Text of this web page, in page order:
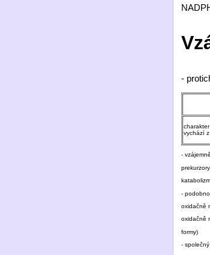
-
vychází
-
-
oxidačně
oxidačně
formy)
-